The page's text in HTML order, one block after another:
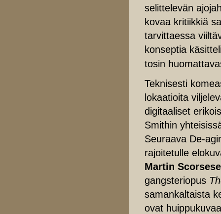
selittelevän
kovaa kritiikkiä
tarvittaessa
konseptia
tosin
Teknisesti
lokaatioita
digitaaliset
Smithin
Seuraava De-
rajoitetulle
Martin
gangsteriopus
samankaltaista
ovat